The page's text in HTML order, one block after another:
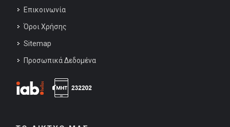
Επικοινωνία
Όροι Χρήσης
Sitemap
Προσωπικά Δεδομένα